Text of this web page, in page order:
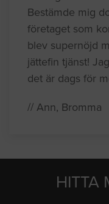
Bestämde mig
företaget som
blev supernöjd
jättefin tjänst!
det är dags för
// Ann, Bromma
HITTA